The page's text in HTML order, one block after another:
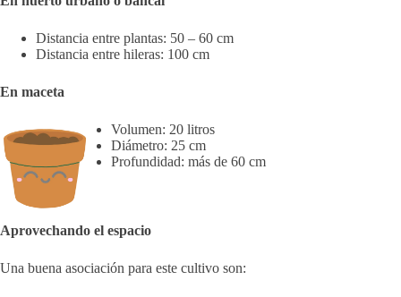
Distancia entre plantas: 50 – 60 cm
Distancia entre hileras: 100 cm
En maceta
Volumen: 20 litros
Diámetro: 25 cm
Profundidad: más de 60 cm
Aprovechando el espacio
Una buena asociación para este cultivo son: